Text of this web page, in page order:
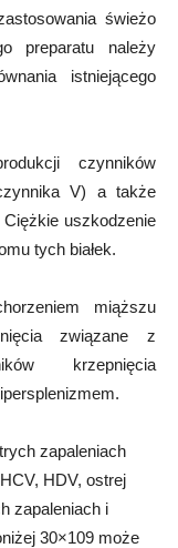
świeżo
preparatu należy
istniejącego
czynników
V) a także
uszkodzenie
tych białek.
miąższu
związane z
krzepnięcia
zapaleniach
HDV, ostrej
zapaleniach i
30×109 może